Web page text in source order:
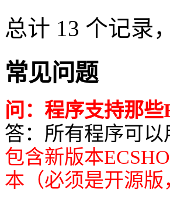
总计 13 个记录
常见问题
问：程序支持那
答：所有程序可以
包含新版本
本（必须是开源